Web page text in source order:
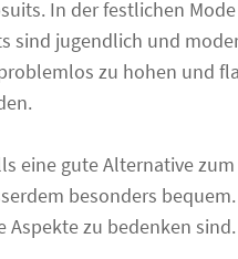
In der festlichen
sind jugendlich und
zu hohen und
eine gute Alternative
besonders
Aspekte zu bedenken sind.